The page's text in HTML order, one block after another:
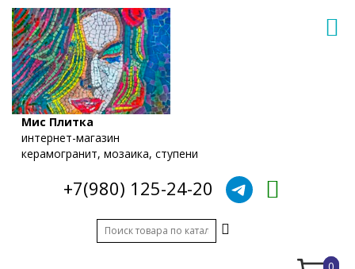
Мис Плитка
интернет-магазин
керамогранит, мозаика, ступени
+7(980) 125-24-20